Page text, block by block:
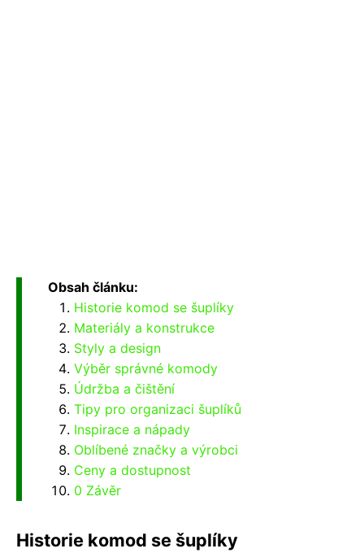
Obsah článku:
Historie komod se šuplíky
Materiály a konstrukce
Styly a design
Výběr správné komody
Údržba a čištění
Tipy pro organizaci šuplíků
Inspirace a nápady
Oblíbené značky a výrobci
Ceny a dostupnost
0 Závěr
Historie komod se šuplíky